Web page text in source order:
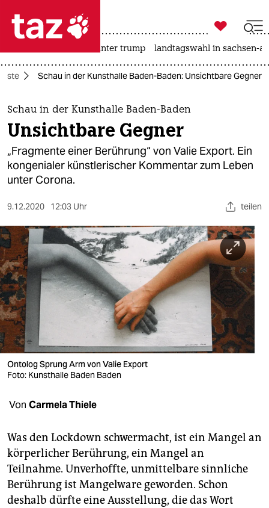
 taz zahl ich
taz zahl ich
themen
politik
öko
sport
berlin
nord
wahrheit
verlag
verlag
veranstaltungen
fragen & hilfe
unterstützen
abo

taz zahl ich
usa unter trump landtagswahl in sachsen-
Schau in der Kunsthalle Baden-Baden: Unsichtbare Gegner
Schau in der Kunsthalle Baden-Baden
Unsichtbare Gegner
„Fragmente einer Berührung“ von Valie Export. Ein
kongenialer künstlerischer Kommentar zum Leben
unter Corona.
9.12.2020 12:03 Uhr teilen
Ontolog Sprung Arm von Valie Export
Foto: Kunsthalle Baden Baden
Von Carmela Thiele
Was den Lockdown schwermacht, ist ein Mangel an
körperlicher Berührung, ein Mangel an
Teilnahme. Unverhoffte, unmittelbare sinnliche
Berührung ist Mangelware geworden. Schon
deshalb dürfte eine Ausstellung, die das Wort